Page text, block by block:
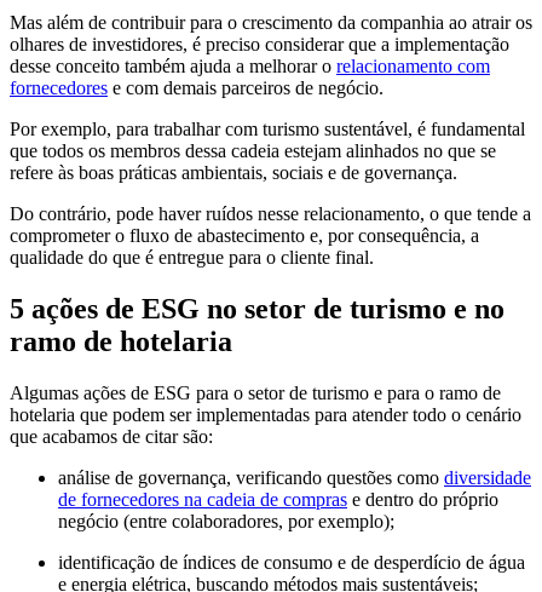
Mas além de contribuir para o crescimento da companhia ao atrair os
olhares de investidores, é preciso considerar que a implementação
desse conceito também ajuda a melhorar o relacionamento com
fornecedores e com demais parceiros de negócio.
Por exemplo, para trabalhar com turismo sustentável, é fundamental
que todos os membros dessa cadeia estejam alinhados no que se
refere às boas práticas ambientais, sociais e de governança.
Do contrário, pode haver ruídos nesse relacionamento, o que tende a
comprometer o fluxo de abastecimento e, por consequência, a
qualidade do que é entregue para o cliente final.
5 ações de ESG no setor de turismo e no
ramo de hotelaria
Algumas ações de ESG para o setor de turismo e para o ramo de
hotelaria que podem ser implementadas para atender todo o cenário
que acabamos de citar são:
análise de governança, verificando questões como diversidade
de fornecedores na cadeia de compras e dentro do próprio
negócio (entre colaboradores, por exemplo);
identificação de índices de consumo e de desperdício de água
e energia elétrica, buscando métodos mais sustentáveis;